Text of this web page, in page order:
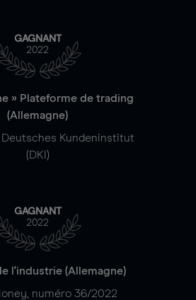
GAGNANT
2022
» Plateforme de trading
(Allemagne)
Deutsches Kundeninstitut
(DKI)
GAGNANT
2022
l'industrie (Allemagne)
numéro 36/2022